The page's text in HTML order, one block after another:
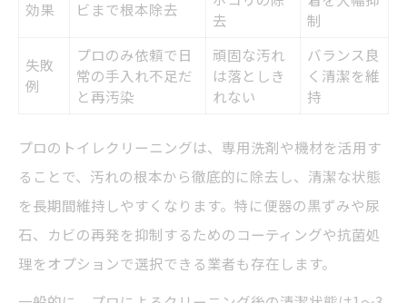
効果 ビまで根本除去
去
制
失敗
例
プロのみ依頼で日
常の手入れ不足だ
と再汚染
頑固な汚れ
は落としき
れない
バランス良
く清潔を維
持
プロのトイレクリーニングは、専用洗剤や機材を活用す
ることで、汚れの根本から徹底的に除去し、清潔な状態
を長期間維持しやすくなります。特に便器の黒ずみや尿
石、カビの再発を抑制するためのコーティングや抗菌処
理をオプションで選択できる業者も存在します。